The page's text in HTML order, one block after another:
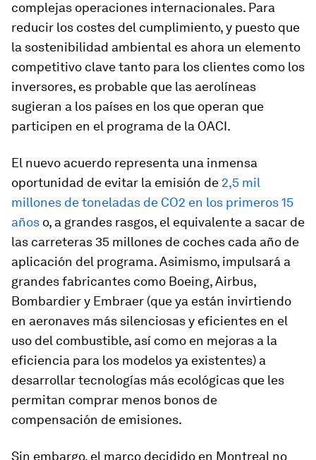
complejas operaciones internacionales. Para
reducir los costes del cumplimiento, y puesto que
la sostenibilidad ambiental es ahora un elemento
competitivo clave tanto para los clientes como los
inversores, es probable que las aerolíneas
sugieran a los países en los que operan que
participen en el programa de la OACI.
El nuevo acuerdo representa una inmensa
oportunidad de evitar la emisión de 2,5 mil
millones de toneladas de CO2 en los primeros 15
años o, a grandes rasgos, el equivalente a sacar de
las carreteras 35 millones de coches cada año de
aplicación del programa. Asimismo, impulsará a
grandes fabricantes como Boeing, Airbus,
Bombardier y Embraer (que ya están invirtiendo
en aeronaves más silenciosas y eficientes en el
uso del combustible, así como en mejoras a la
eficiencia para los modelos ya existentes) a
desarrollar tecnologías más ecológicas que les
permitan comprar menos bonos de
compensación de emisiones.
Sin embargo, el marco decidido en Montreal no